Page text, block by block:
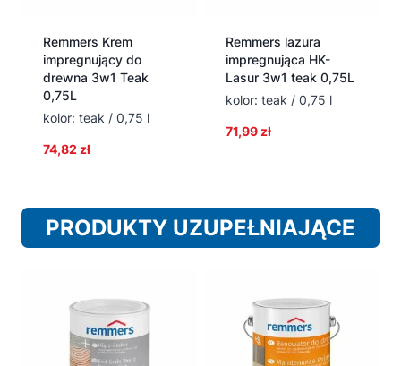
Remmers Krem
impregnujący do
drewna 3w1 Teak
0,75L
kolor: teak / 0,75 l
74,82 zł
Remmers lazura
impregnująca HK-
Lasur 3w1 teak 0,75L
kolor: teak / 0,75 l
71,99zł
PRODUKTY UZUPEŁNIAJĄCE